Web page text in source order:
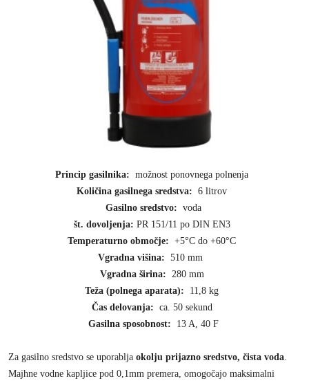
Princip gasilnika: možnost ponovnega polnenja
Količina gasilnega sredstva: 6 litrov
Gasilno sredstvo: voda
št. dovoljenja: PR 151/11 po DIN EN3
Temperaturno območje: +5°C do +60°C
Vgradna višina: 510 mm
Vgradna širina: 280 mm
Teža (polnega aparata): 11,8 kg
Čas delovanja: ca. 50 sekund
Gasilna sposobnost:
13 A, 40 F
Za gasilno sredstvo se uporablja okolju prijazno sredstvo, čista voda.
Majhne vodne kapljice pod 0,1mm premera, omogočajo maksimalni